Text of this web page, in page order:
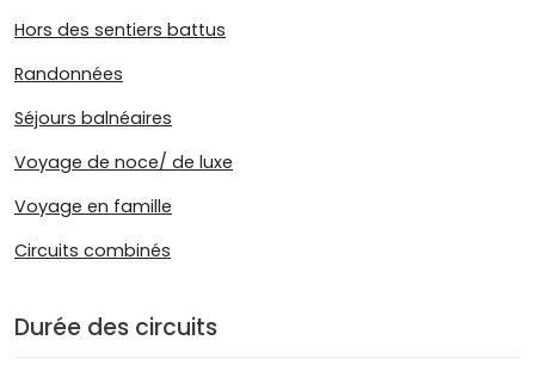
Hors des sentiers battus
Randonnées
Séjours balnéaires
Voyage de noce/ de luxe
Voyage en famille
Circuits combinés
Durée des circuits